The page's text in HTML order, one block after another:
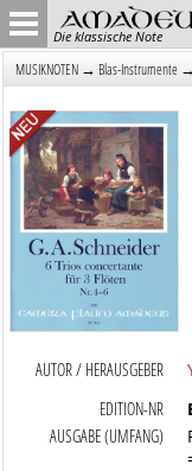
Die klassische Note
MUSIKNOTEN → Blas-Instrumente →
AUTOR / HERAUSGEBER
EDITION-NR
AUSGABE (UMFANG)